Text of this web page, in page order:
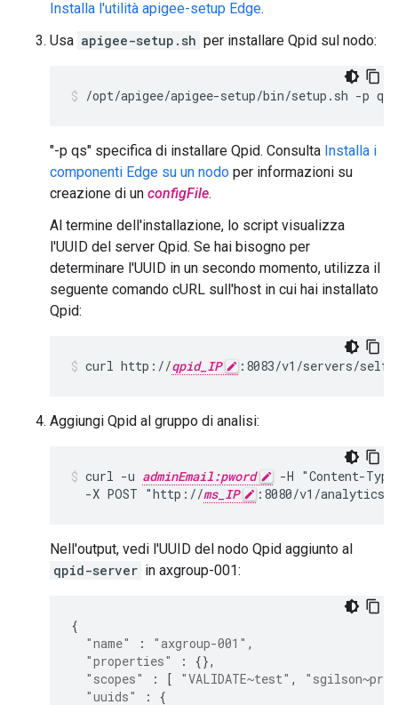
Installa l'utilità apigee-setup Edge.
Usa apigee-setup.sh per installare Qpid sul nodo:
/opt/apigee/apigee-setup/bin/setup.sh -p
"-p qs" specifica di installare Qpid. Consulta Installa i
componenti Edge su un nodo per informazioni su
creazione di un configFile.
Al termine dell'installazione, lo script visualizza
l'UUID del server Qpid. Se hai bisogno per
determinare l'UUID in un secondo momento, utilizza il
seguente comando cURL sull'host in cui hai installato
Qpid:
curl http://qpid_IP :8083/v1/servers/self
Aggiungi Qpid al gruppo di analisi:
curl -u adminEmail:pword
-H "Content-
  -X POST "http://
ms_IP :8080/v1/analytics/
Nell'output, vedi l'UUID del nodo Qpid aggiunto al
qpid-server in axgroup-001:
{
"name"
: "axgroup-001" ,
"properties"
:
{},
"scopes"
: [ "VALIDATE~test" ,
"uuids"
:
{